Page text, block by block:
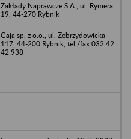
Zakłady Naprawcze S.A., ul. Rymera
19, 44-270 Rybnik
Gaja sp. z o.o., ul. Zebrzydowicka
117, 44-200 Rybnik, tel./fax 032 42
42 938